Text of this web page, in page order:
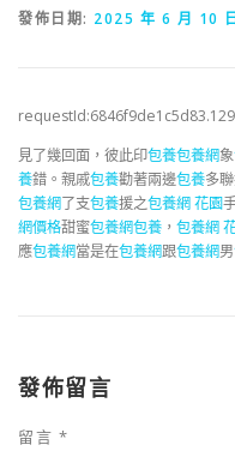
發佈日期: 2025 年 6 月 10
見了幾回面，彼此印包養包養網象
養錯。親戚包養勸著兩邊包養多
包養網了支包養援之包養網 花園
網價格甜蜜包養網包養 ， 包養網
應包養網當是在包養網跟包養網男
發佈留言
留言 *